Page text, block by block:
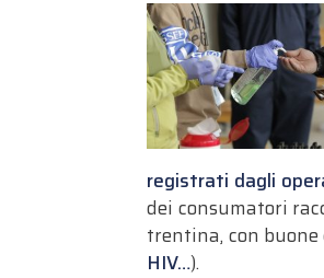
registrati dagli
dei consumatori
trentina, con
HIV…).